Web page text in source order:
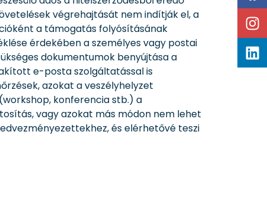
végrehajtását nem indítják el, a
a támogatás folyósításának
érdekében a személyes vagy postai
dokumentumok benyújtása a
e-posta szolgáltatással is
azokat a veszélyhelyzet
konferencia stb.) a
vagy azokat más módon nem lehet
és elérhetővé teszi